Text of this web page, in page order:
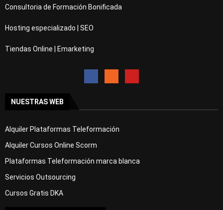
Consultoria de Formación Bonificada
Hosting especializado | SEO
Tiendas Online | Emarketing
NUESTRAS WEB
Alquiler Plataformas Teleformación
Alquiler Cursos Online Scorm
Plataformas Teleformación marca blanca
Servicios Outsourcing
Cursos Gratis DKA